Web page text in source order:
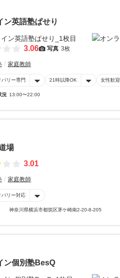
ン英語塾ぱせり
3.06 写真 3枚
家庭教師
バリー専門 21時以降OK 女性歓迎
況 13:00〜22:00
場
3.01
家庭教師
バリー対応
神奈川県横浜市都筑区茅ケ崎南2-20-8-205
ン個別塾BesQ